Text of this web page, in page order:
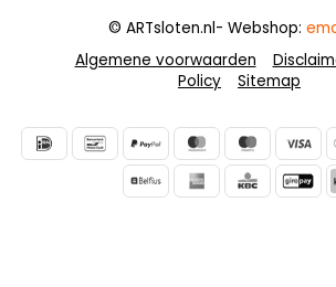
Algemene voorwaarden
Policy
Sitemap
© ARTsloten.nl- Webshop: